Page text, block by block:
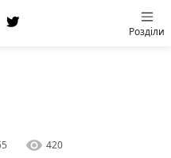
Розділи
420